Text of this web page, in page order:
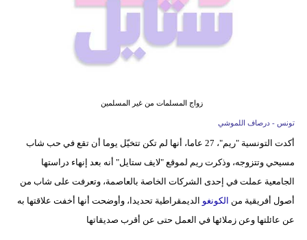
زواج المسلمات من غير المسلمين
تونس - درصاف اللموشي
أكدت التونسية "ريم"، 27 عاما، أنها لم تكن تتخيّل يوما أن تقع في حب شاب
مسيحي وتتزوجه، وذكرت ريم لموقع "لايف ستايل" أنه بعد إنهاء دراستها
الجامعية عملت في إحدى الشركات الخاصة بالعاصمة، وتعرفت على شاب من
أصول أفريقية من الكونغو الديمقراطية تحديدا، وأوضحت أنها أخفت علاقتها به
عن عائلتها وعن زملائها في العمل حتى عن أقرب صديقاتها